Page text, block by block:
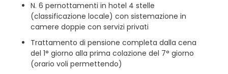
N. 6 pernottamenti in hotel 4 stelle
(classificazione locale) con sistemazione in
camere doppie con servizi privati
Trattamento di pensione completa dalla cena
del 1° giorno alla prima colazione del 7° giorno
(orario voli permettendo)